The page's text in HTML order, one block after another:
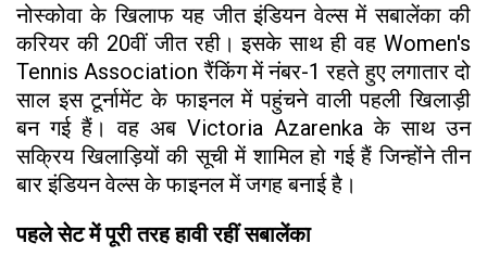
नोस्कोवा के खिलाफ यह जीत इंडियन वेल्स में सबालेंका की
करियर की 20वीं जीत रही। इसके साथ ही वह Women's
Tennis Association रैंकिंग में नंबर-1 रहते हुए लगातार दो
साल इस टूर्नामेंट के फाइनल में पहुंचने वाली पहली खिलाड़ी
बन गई हैं। वह अब Victoria Azarenka के साथ उन
सक्रिय खिलाड़ियों की सूची में शामिल हो गई हैं जिन्होंने तीन
बार इंडियन वेल्स के फाइनल में जगह बनाई है।
पहले सेट में पूरी तरह हावी रहीं सबालेंका